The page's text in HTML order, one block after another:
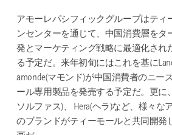
アモーレパシフィックグループはティ
ンセンターを通じて、中国消費層をタ
発とマーケティング戦略に最適化され
る予定だ。来年初旬にはこれを基に
amonde(マモンド)が中国消費者のニー
ール専用製品を発売する予定だ。更に
ソルファス)、 Hera(ヘラ)など、様々な
のブランドがティーモールと共同開発